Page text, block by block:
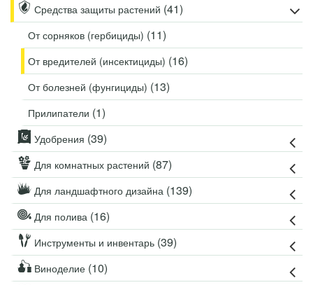
Средства защиты растений (41)
От сорняков (гербициды) (11)
От вредителей (инсектициды) (16)
От болезней (фунгициды) (13)
Прилипатели (1)
Удобрения (39)
Для комнатных растений (87)
Для ландшафтного дизайна (139)
Для полива (16)
Инструменты и инвентарь (39)
Виноделие (10)